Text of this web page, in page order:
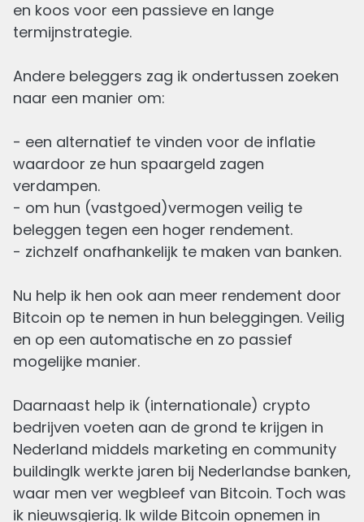
en koos voor een passieve en lange
termijnstrategie.
Andere beleggers zag ik ondertussen zoeken
naar een manier om:
- een alternatief te vinden voor de inflatie
waardoor ze hun spaargeld zagen
verdampen.
- om hun (vastgoed)vermogen veilig te
beleggen tegen een hoger rendement.
- zichzelf onafhankelijk te maken van banken.
Nu help ik hen ook aan meer rendement door
Bitcoin op te nemen in hun beleggingen. Veilig
en op een automatische en zo passief
mogelijke manier.
Daarnaast help ik (internationale) crypto
bedrijven voeten aan de grond te krijgen in
Nederland middels marketing en community
buildingIk werkte jaren bij Nederlandse banken,
waar men ver wegbleef van Bitcoin. Toch was
ik nieuwsgierig. Ik wilde Bitcoin opnemen in
21 JUL, 2025 6 min leestijd
Pensioenbeleggen
Geschreven
4 JUL, 2025 18 min leestijd
1